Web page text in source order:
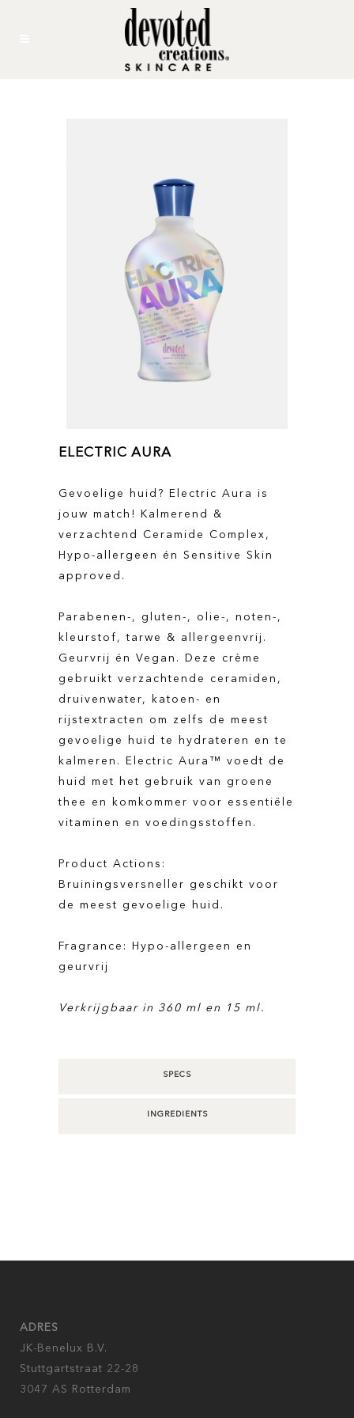
ELECTRIC AURA
Gevoelige huid? Electric Aura is
jouw match! Kalmerend &
verzachtend Ceramide Complex,
Hypo-allergeen én Sensitive Skin
approved.
Parabenen-, gluten-, olie-, noten-,
kleurstof, tarwe & allergeenvrij.
Geurvrij én Vegan. Deze crème
gebruikt verzachtende ceramiden,
druivenwater, katoen- en
rijstextracten om zelfs de meest
gevoelige huid te hydrateren en te
kalmeren. Electric Aura™ voedt de
huid met het gebruik van groene
thee en komkommer voor essentiële
vitaminen en voedingsstoffen.
Product Actions:
Bruiningsversneller geschikt voor
de meest gevoelige huid.
Fragrance: Hypo-allergeen en
geurvrij
Verkrijgbaar in 360 ml en 15 ml.
SPECS
INGREDIENTS
ADRES
JK-Benelux B.V.
Stuttgartstraat 22-28
3047 AS Rotterdam